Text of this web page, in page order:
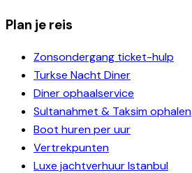
Plan je reis
Zonsondergang ticket-hulp
Turkse Nacht Diner
Diner ophaalservice
Sultanahmet & Taksim ophalen
Boot huren per uur
Vertrekpunten
Luxe jachtverhuur Istanbul